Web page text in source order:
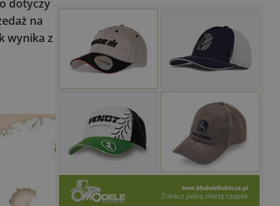
dotyczy
na
wynika z